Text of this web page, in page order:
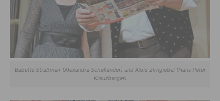
Babette Straßmair (Alexandra Schellander) und Alois Zirngiebel (Hans Peter
Kreuzberger)